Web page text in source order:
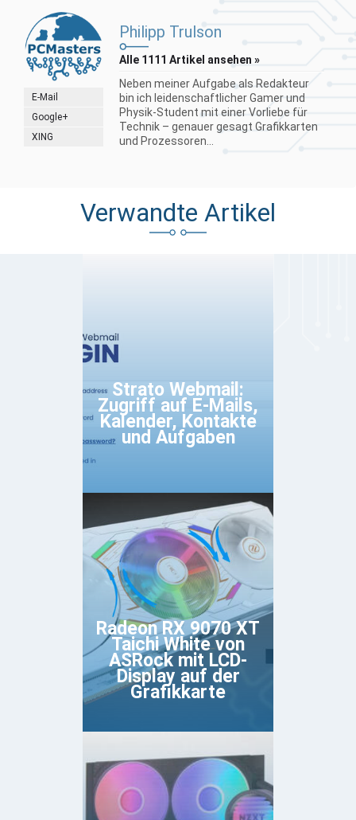
E-Mail
Google+
XING
Philipp Trulson
Alle 1111 Artikel ansehen »
Neben meiner Aufgabe als Redakteur
bin ich leidenschaftlicher Gamer und
Physik-Student mit einer Vorliebe für
Technik – genauer gesagt Grafikkarten
und Prozessoren...
Verwandte Artikel
Strato Webmail:
Zugriff auf E-Mails,
Kalender, Kontakte
und Aufgaben
Radeon RX 9070 XT
Taichi White von
ASRock mit LCD-
Display auf der
Grafikkarte